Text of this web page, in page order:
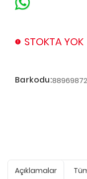
STOKTA YOK
Barkodu:
Açıklamalar